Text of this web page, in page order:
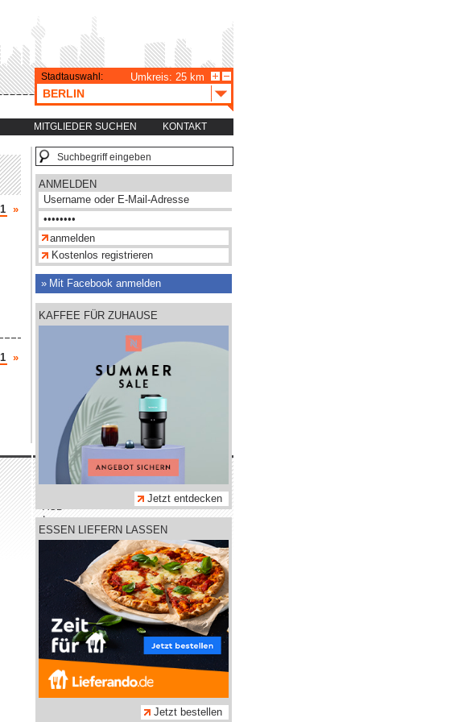
MITGLIEDER SUCHEN KONTAKT
Stadtauswahl: Umkreis: 25 km
BERLIN
1 »
1 »
ANMELDEN
Kostenlos registrieren
Mit Facebook anmelden
KAFFEE FÜR ZUHAUSE
Jetzt entdecken
ESSEN LIEFERN LASSEN
Jetzt bestellen
Unternehmen
Über uns
AGB
Impressum
© 2026 stadtleben GmbH